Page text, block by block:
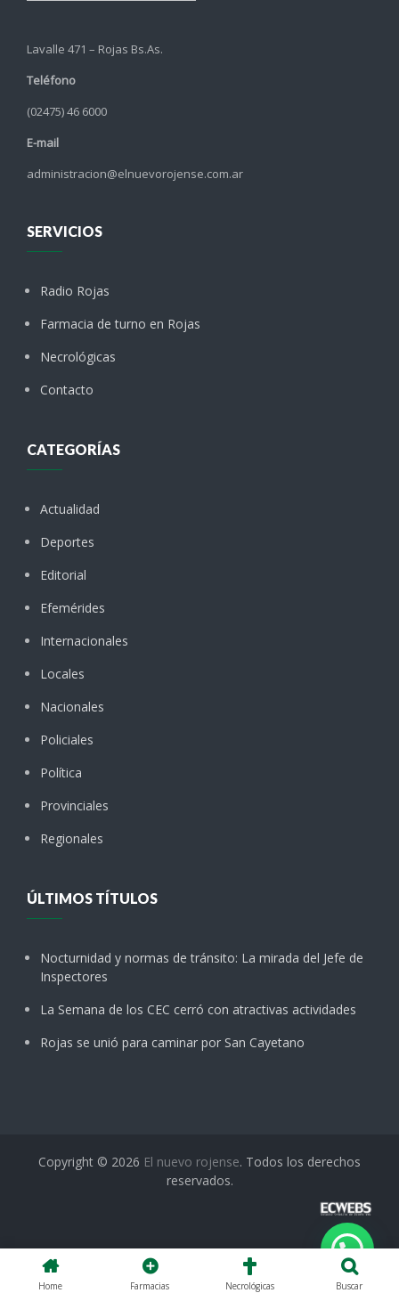
Lavalle 471 – Rojas Bs.As.
Teléfono
(02475) 46 6000
E-mail
administracion@elnuevorojense.com.ar
SERVICIOS
Radio Rojas
Farmacia de turno en Rojas
Necrológicas
Contacto
CATEGORÍAS
Actualidad
Deportes
Editorial
Efemérides
Internacionales
Locales
Nacionales
Policiales
Política
Provinciales
Regionales
ÚLTIMOS TÍTULOS
Nocturnidad y normas de tránsito: La mirada del Jefe de
Inspectores
La Semana de los CEC cerró con atractivas actividades
Rojas se unió para caminar por San Cayetano
Copyright © 2026 El nuevo rojense. Todos los derechos
reservados.
Home Farmacias Necrológicas Buscar